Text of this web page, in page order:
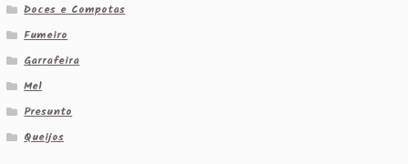
Doces e Compotas
Fumeiro
Garrafeira
Mel
Presunto
Queijos